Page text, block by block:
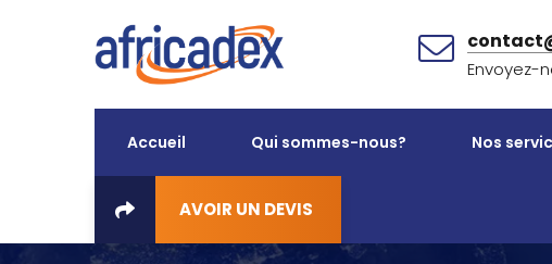
Envoyez-
Accueil Qui sommes-nous? Nos
AVOIR UN DEVIS